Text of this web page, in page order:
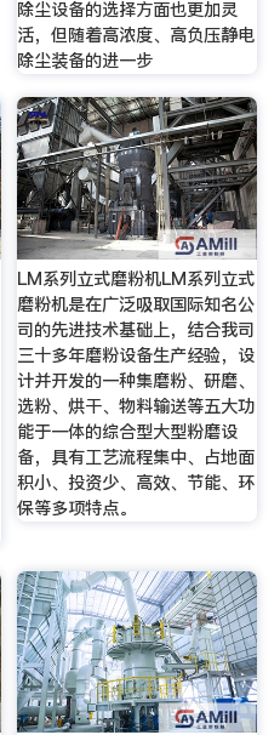
除尘设备的选择方面也更加灵
活，但随着高浓度、高负压静电
除尘装备的进一步
LM系列立式磨粉机LM系列立式
磨粉机是在广泛吸取国际知名公
司的先进技术基础上，结合我司
三十多年磨粉设备生产经验，设
计并开发的一种集磨粉、研磨、
选粉、烘干、物料输送等五大功
能于一体的综合型大型粉磨设
备，具有工艺流程集中、占地面
积小、投资少、高效、节能、环
保等多项特点。